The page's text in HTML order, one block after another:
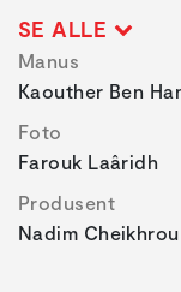
SE ALLE
Manus
Kaouther Ben
Foto
Farouk Laâridh
Produsent
Nadim